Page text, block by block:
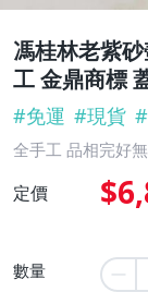
馮桂林老紫
工 金鼎商標
#免運 #現貨 #
全手工 品相完好
定價
數量